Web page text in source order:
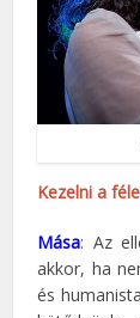
Kezelni a
Mása: Az
akkor, ha
és